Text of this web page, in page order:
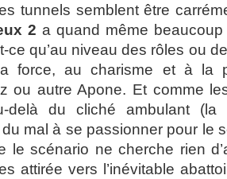
tunnels semblent être
2 a quand même
ce qu’au niveau des rôles ou
force, au charisme et à la
ou autre Apone. Et comme
delà du cliché ambulant (la
mal à se passionner pour le
le scénario ne cherche rien
attirée vers l’inévitable